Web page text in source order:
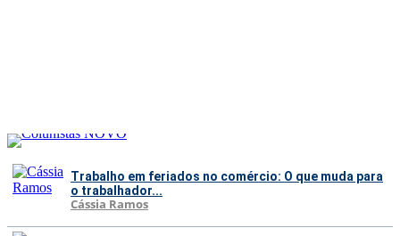
Trabalho em feriados no comércio: O que muda para
o trabalhador...
Cássia Ramos